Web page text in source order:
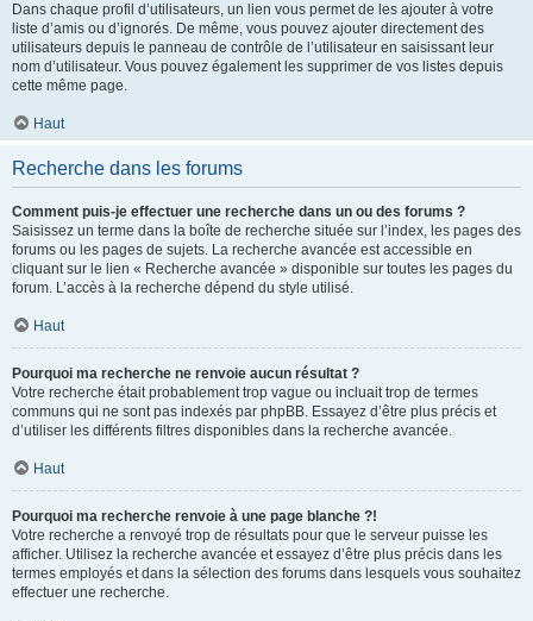
Dans chaque profil d’utilisateurs, un lien vous permet de les ajouter à votre
liste d’amis ou d’ignorés. De même, vous pouvez ajouter directement des
utilisateurs depuis le panneau de contrôle de l’utilisateur en saisissant leur
nom d’utilisateur. Vous pouvez également les supprimer de vos listes depuis
cette même page.
Haut
Recherche dans les forums
Comment puis-je effectuer une recherche dans un ou des forums ?
Saisissez un terme dans la boîte de recherche située sur l’index, les pages des
forums ou les pages de sujets. La recherche avancée est accessible en
cliquant sur le lien « Recherche avancée » disponible sur toutes les pages du
forum. L’accès à la recherche dépend du style utilisé.
Haut
Pourquoi ma recherche ne renvoie aucun résultat ?
Votre recherche était probablement trop vague ou incluait trop de termes
communs qui ne sont pas indexés par phpBB. Essayez d’être plus précis et
d’utiliser les différents filtres disponibles dans la recherche avancée.
Haut
Pourquoi ma recherche renvoie à une page blanche ?!
Votre recherche a renvoyé trop de résultats pour que le serveur puisse les
afficher. Utilisez la recherche avancée et essayez d’être plus précis dans les
termes employés et dans la sélection des forums dans lesquels vous souhaitez
effectuer une recherche.